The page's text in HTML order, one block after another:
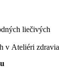
liečivých
v Ateliéri zdravia